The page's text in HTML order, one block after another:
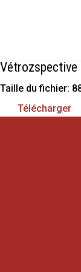
Taille du fichier:
Télécharger